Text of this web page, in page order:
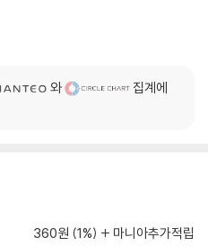
와
집계에
360원 (1%) 마니아추가적립